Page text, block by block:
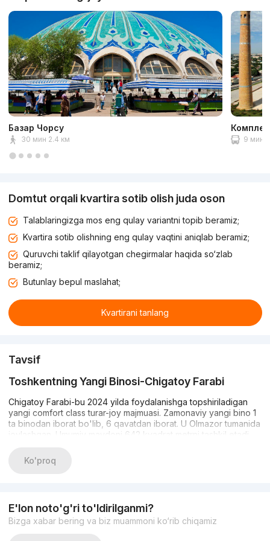
Базар Чорсу
30 мин 2.4 км 9 мин
Domtut orqali kvartira sotib olish juda oson
Talablaringizga mos eng qulay variantni topib beramiz;
Kvartira sotib olishning eng qulay vaqtini aniqlab beramiz;
Quruvchi taklif qilayotgan chegirmalar haqida so‘zlab
beramiz;
Butunlay bepul maslahat;
Kvartirani tanlang
Tavsif
Toshkentning Yangi Binosi-Chigatoy Farabi
Chigatoy Farabi-bu 2024 yilda foydalanishga topshiriladigan
yangi comfort class turar-joy majmuasi. Zamonaviy yangi bino 1
ta binodan iborat bo'lib, 6 qavatdan iborat. U Olmazor tumanida
joylashgan. Umumiy maydoni 642 kvadrat metrni tashkil etadi.
sayr qilish va dam olish uchun maydon bilan jihozlangan yaxshi
jihozlangan veranda.
Ko'proq
E'lon noto'g'ri to'ldirilganmi?
Bizga xabar bering va biz muammoni ko‘rib chiqamiz